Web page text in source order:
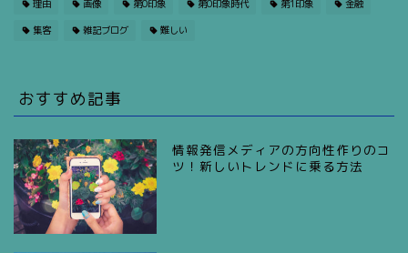
理由 画像 第0印象 第0印象時代 第1印象 金融
集客 雑記ブログ 難しい
おすすめ記事
情報発信メディアの方向性作りのコ
ツ！新しいトレンドに乗る方法